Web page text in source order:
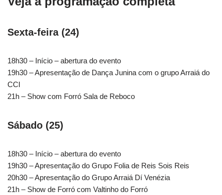
Sexta-feira (24)
18h30 – Início – abertura do evento
19h30 – Apresentação de Dança Junina com o grupo Arraiá do
CCI
21h – Show com Forró Sala de Reboco
Sábado (25)
18h30 – Início – abertura do evento
19h30 – Apresentação do Grupo Folia de Reis Sois Reis
20h30 – Apresentação do Grupo Arraiá Dí Venézia
21h – Show de Forró com Valtinho do Forró